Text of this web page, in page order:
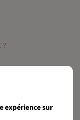
?
expérience sur